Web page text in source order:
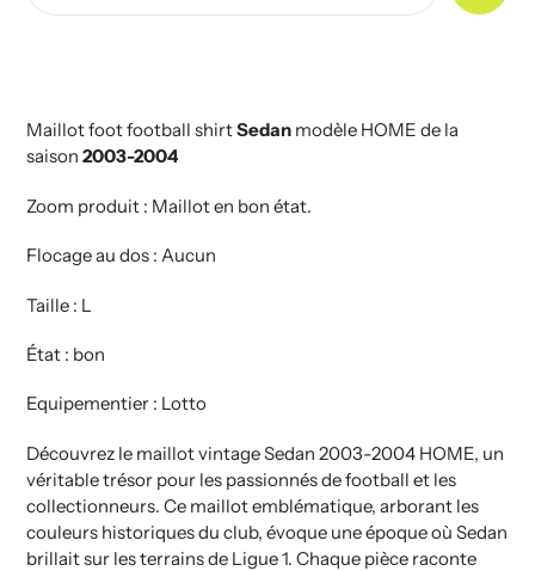
Maillot foot football shirtSedan modèle HOME de la
saison 2003-2004
Zoom produit : Maillot en bon état.
Flocage au dos : Aucun
Taille : L
État : bon
Equipementier : Lotto
Découvrez le maillot vintage Sedan 2003-2004 HOME, un
véritable trésor pour les passionnés de football et les
collectionneurs. Ce maillot emblématique, arborant les
couleurs historiques du club, évoque une époque où Sedan
brillait sur les terrains de Ligue 1. Chaque pièce raconte